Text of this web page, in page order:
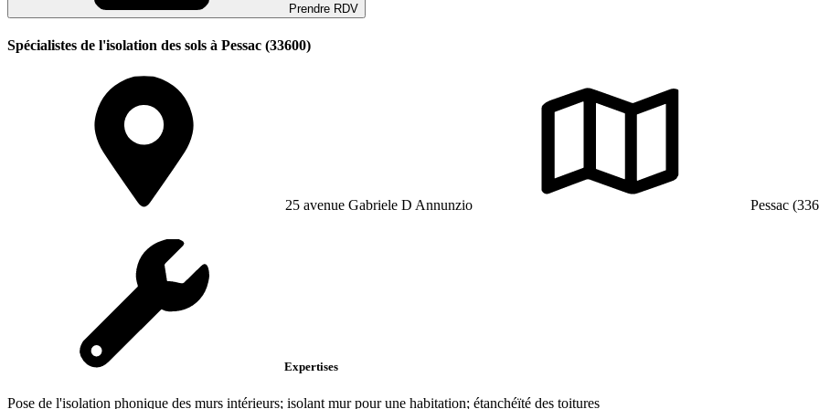
Prendre RDV
Spécialistes de l'isolation des sols à Pessac (33600)
25 avenue Gabriele D Annunzio Pessac
Expertises
Pose de l'isolation phonique des murs intérieurs; isolant mur pour une habitation; étanchéïté des toitures